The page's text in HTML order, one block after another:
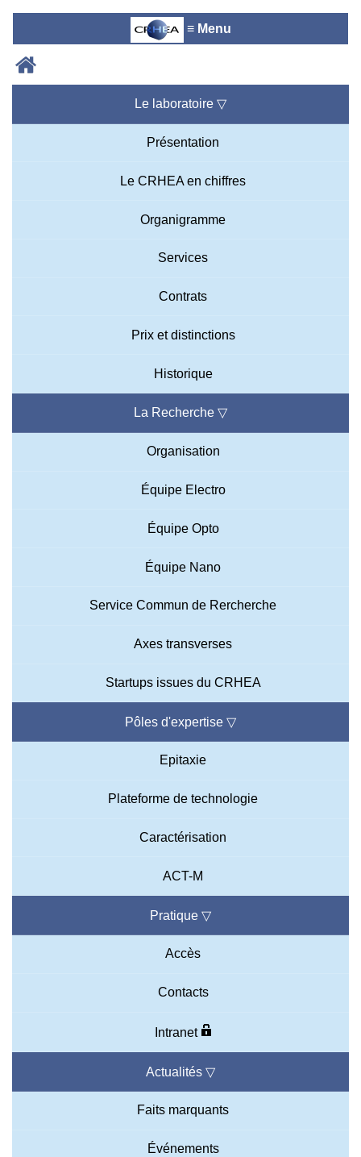
≡ Menu
Le laboratoire ▽
Présentation
Le CRHEA en chiffres
Organigramme
Services
Contrats
Prix et distinctions
Historique
La Recherche ▽
Organisation
Équipe Electro
Équipe Opto
Équipe Nano
Service Commun de Rercherche
Axes transverses
Startups issues du CRHEA
Pôles d'expertise ▽
Epitaxie
Plateforme de technologie
Caractérisation
ACT-M
Pratique ▽
Accès
Contacts
Intranet
Actualités ▽
Faits marquants
Événements
Accueil du laboratoire :Anne-
Marie Cornuet
Téléphone: +33 4 93 95 42 00